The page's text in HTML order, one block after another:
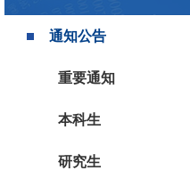
通知公告
重要通知
本科生
研究生